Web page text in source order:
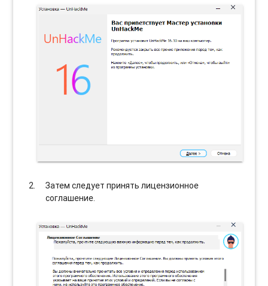
Затем следует принять лицензионное
соглашение.